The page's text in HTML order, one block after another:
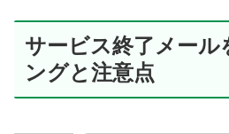
サービス終了メール
ングと注意点